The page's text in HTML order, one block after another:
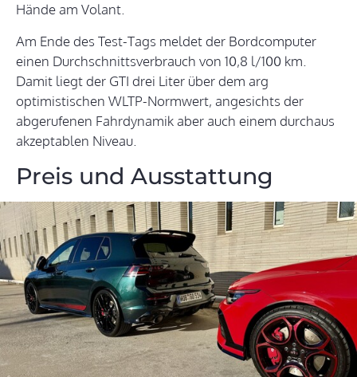
Hände am Volant.
Am Ende des Test-Tags meldet der Bordcomputer
einen Durchschnittsverbrauch von 10,8 l/100 km.
Damit liegt der GTI drei Liter über dem arg
optimistischen WLTP-Normwert, angesichts der
abgerufenen Fahrdynamik aber auch einem durchaus
akzeptablen Niveau.
Preis und Ausstattung